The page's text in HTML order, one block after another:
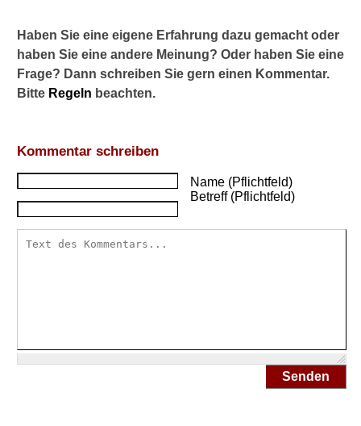
Haben Sie eine eigene Erfahrung dazu gemacht oder
haben Sie eine andere Meinung? Oder haben Sie eine
Frage? Dann schreiben Sie gern einen Kommentar.
Bitte Regeln beachten.
Kommentar schreiben
Name (Pflichtfeld)
Betreff (Pflichtfeld)
Senden